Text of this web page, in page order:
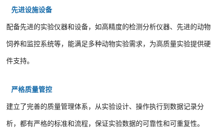
先进设施设备
配备先进的实验仪器和设备，如高精度的检测分析仪器、先进的动物
饲养和监控系统等，能满足多种动物实验需求，为高质量实验提供硬
件支持。
严格质量管控
建立了完善的质量管理体系，从实验设计、操作执行到数据记录分
析，都有严格的标准和流程，保证实验数据的可靠性和可重复性。